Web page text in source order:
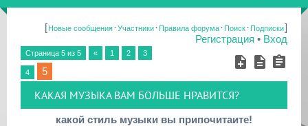
[Новые сообщения·Участники·Правила форума·Поиск·Подписки]
Регистрация • Вход
Страница 5 из 5 « 1 2 3
4 5
КАКАЯ МУЗЫКА ВАМ БОЛЬШЕ НРАВИТСЯ?
какой стиль музыки вы припочитаите!